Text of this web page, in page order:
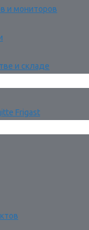
и мониторов
и складе
Frigast